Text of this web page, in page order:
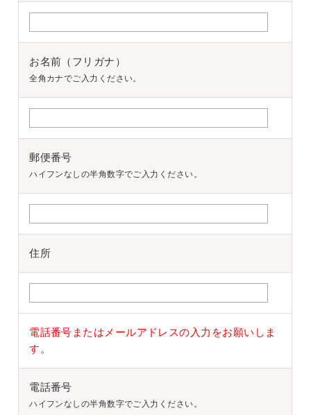
お名前（フリガナ）
全角カナでご入力ください。
郵便番号
ハイフンなしの半角数字でご入力ください。
住所
電話番号またはメールアドレスの入力をお願いしま
す。
電話番号
ハイフンなしの半角数字でご入力ください。